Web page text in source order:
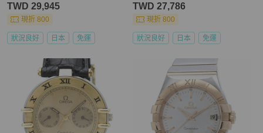
TWD 29,945
現折 800
狀況良好 日本 免運
TWD 27,786
現折 800
狀況良好 日本 免運